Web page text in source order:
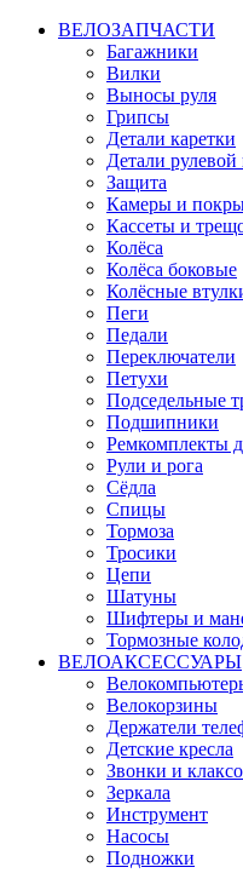
ВЕЛОЗАПЧАСТИ
Багажники
Вилки
Выносы руля
Грипсы
Детали каретки
Детали рулевой
Защита
Камеры и
Кассеты и
Колёса
Колёса боковые
Колёсные
Пеги
Педали
Переключатели
Петухи
Подседельные
Подшипники
Ремкомплекты
Рули и рога
Сёдла
Спицы
Тормоза
Тросики
Цепи
Шатуны
Шифтеры и
Тормозные
ВЕЛОАКСЕССУАРЫ
Велокорзины
Держатели
Детские кресла
Звонки и
Зеркала
Инструмент
Насосы
Подножки